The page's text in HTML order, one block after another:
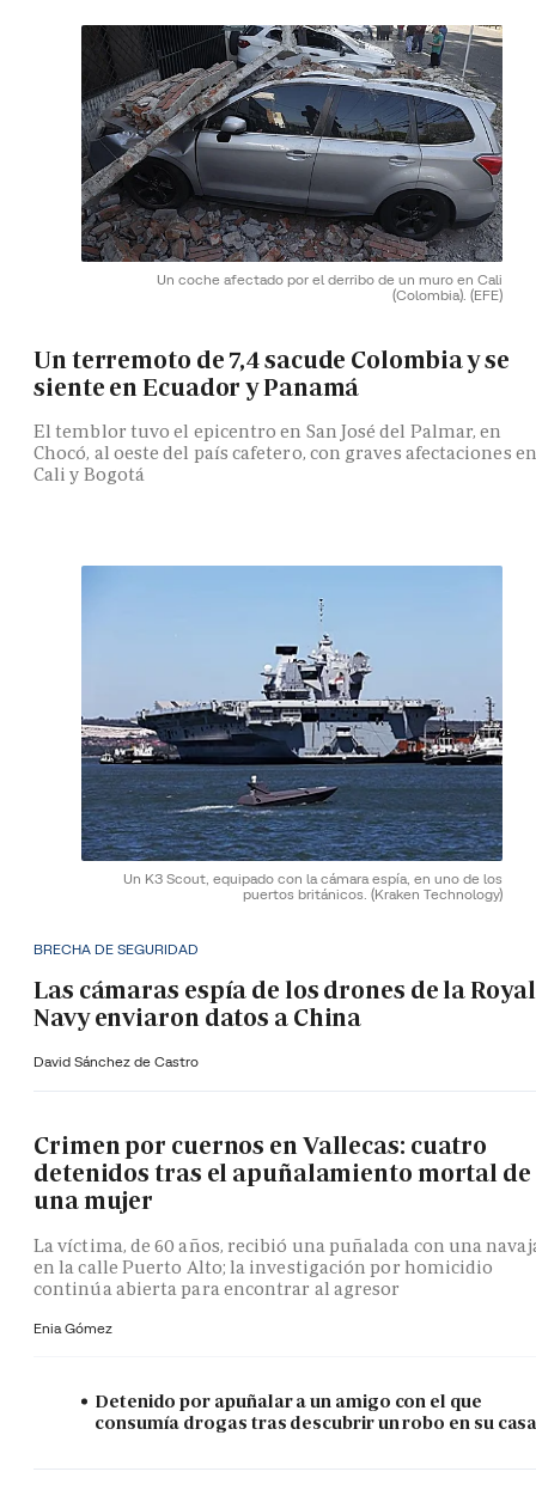
Un coche afectado por el derribo de un muro en Cali
(Colombia). (EFE)
Un terremoto de 7,4 sacude Colombia y se
siente en Ecuador y Panamá
El temblor tuvo el epicentro en San José del Palmar, en
Chocó, al oeste del país cafetero, con graves afectaciones en
Cali y Bogotá
Un K3 Scout, equipado con la cámara espía, en uno de los
puertos británicos. (Kraken Technology)
BRECHA DE SEGURIDAD
Las cámaras espía de los drones de la Royal
Navy enviaron datos a China
David Sánchez de Castro
Crimen por cuernos en Vallecas: cuatro
detenidos tras el apuñalamiento mortal de
una mujer
La víctima, de 60 años, recibió una puñalada con una
en la calle Puerto Alto; la investigación por homicidio
continúa abierta para encontrar al agresor
Enia Gómez
Detenido por apuñalar a un amigo con el que
consumía drogas tras descubrir un robo en su